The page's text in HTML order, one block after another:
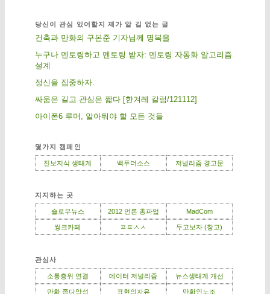
당신이 관심 있어할지 제가 알 길 없는 글
건축과 만화의 구본준 기자님께 명복을
누구나 멘토링하고 멘토링 받자: 멘토링 자동화 알고리즘
설계
정신을 집중하자.
싸움은 길고 관심은 짧다 [한겨레 칼럼/121112]
아이폰6 루머, 알아둬야 할 모든 것들
몇가지 캠페인
진보지식 생태계 백투더소스 저널리즘 경고문
지지하는 곳
슬로우뉴스 2012 언론 총파업 MadCom
씽크카페 ㅍㅍㅅㅅ 두고보자 (창고)
관심사
소통층위 연결 데이터 저널리즘 뉴스생태계 개선
만화 종다양성 표현의자유 만화인노조